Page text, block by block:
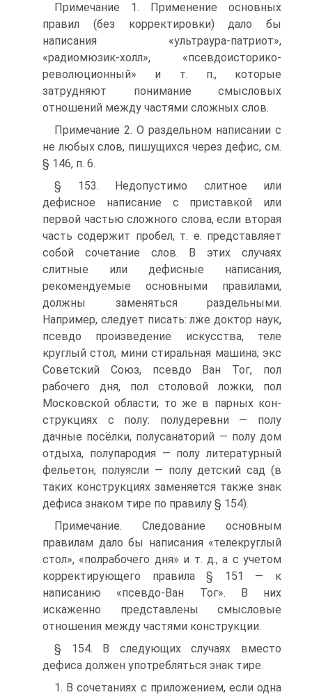
Примечание 1. Применение основных
правил (без корректировки) дало бы
написания «ультраура-патриот»,
«радиомюзик-холл», «псевдоисторико-
революционный» и т. п., которые
затрудняют понимание смысловых
отношений между частями сложных слов.
Примечание 2. О раздельном написании с
не любых слов, пишущихся через дефис, см.
§ 146, п. 6.
§ 153. Недопустимо слитное или
дефисное написание с приставкой или
первой частью сложного слова, если вторая
часть содержит пробел, т. е. представляет
собой сочетание слов. В этих случаях
слитные или дефисные написания,
рекомендуемые основными правилами,
должны заменяться раздельными.
Например, следует писать: лже доктор наук,
псевдо произведение искусства, теле
круглый стол, мини стиральная машина; экс
Советский Союз, псевдо Ван Тог, пол
рабочего дня, пол столовой ложки, пол
Московской области; то же в парных кон-
струкциях с полу: полудеревни — полу
дачные посёлки, полусанаторий — полу дом
отдыха, полупародия — полу литературный
фельетон, полуясли — полу детский сад (в
таких конструкциях заменяется также знак
дефиса знаком тире по правилу § 154).
Примечание. Следование основным
правилам дало бы написания «телекруглый
стол», «полрабочего дня» и т. д., а с учетом
корректирующего правила § 151 — к
написанию «псевдо-Ван Тог». В них
искаженно представлены смысловые
отношения между частями конструкции.
§ 154. В следующих случаях вместо
дефиса должен употребляться знак тире.
1. В сочетаниях с приложением, если одна